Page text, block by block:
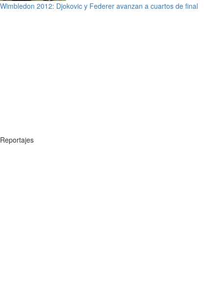
Wimbledon 2012: Djokovic y Federer avanzan a cuartos de final
Reportajes